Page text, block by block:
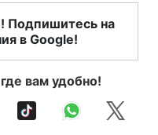
Подпишитесь на
в Google!
вам удобно!